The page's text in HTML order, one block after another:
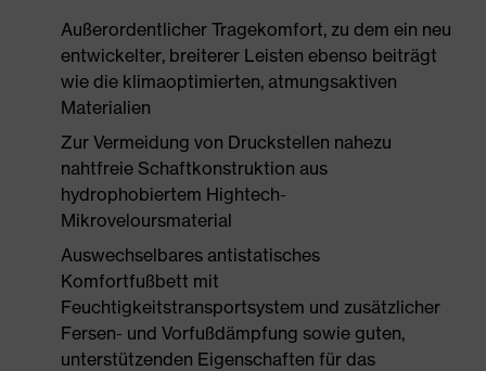
Außerordentlicher Tragekomfort, zu dem ein neu
entwickelter, breiterer Leisten ebenso beiträgt
wie die klimaoptimierten, atmungsaktiven
Materialien
Zur Vermeidung von Druckstellen nahezu
nahtfreie Schaftkonstruktion aus
hydrophobiertem Hightech-
Mikroveloursmaterial
Auswechselbares antistatisches
Komfortfußbett mit
Feuchtigkeitstransportsystem und zusätzlicher
Fersen- und Vorfußdämpfung sowie guten,
unterstützenden Eigenschaften für das